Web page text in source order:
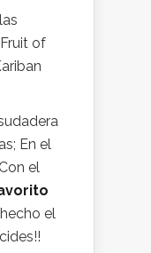
of
En el
el
el